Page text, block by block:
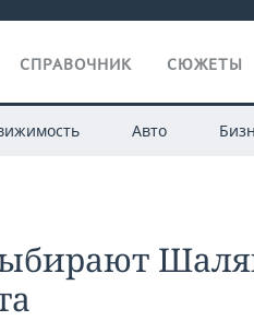
СПРАВОЧНИК СЮЖЕТЫ
Авто